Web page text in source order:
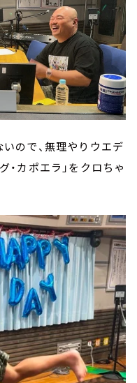
ので、無理やりウエデ
・カポエラ」をクロちゃ